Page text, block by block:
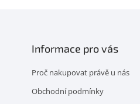
Informace pro vás
Proč nakupovat právě u nás
Obchodní podmínky